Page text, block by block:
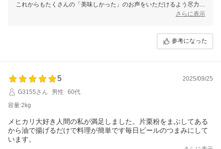
これからもたくさんの「美味しかった」のお声をいただけるよう尽力し
てまいりますので、引き続き延岡市をよろしくお願いいたします。
さらに表示
参考になった
5
2025/09/25
G3155さん
男性
60代
容量:2kg
メヒカリ大好き人間の私が満足しました。片栗粉をまぶしてある
から油で揚げるだけで料理が簡単です毎日ビールのつまみにして
います。